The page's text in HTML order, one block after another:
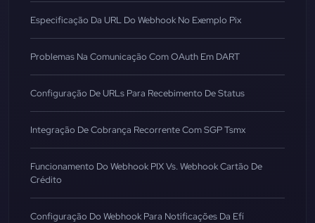
Especificação Da URL Do Webhook No Exemplo Pix
Problemas Na Comunicação Com OAuth Em DART
Configuração De URLs Para Recebimento De Status
Integração De Cobrança Recorrente Com SGP Tsmx
Funcionamento Do Webhook PIX Vs. Webhook Cartão De
Crédito
Configuração Do Webhook Para Notificações Da Efí